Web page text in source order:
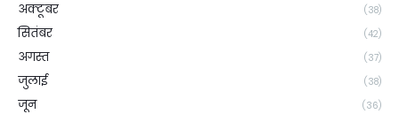
अक्टूबर (38)
सितंबर (42)
अगस्त (37)
जुलाई (38)
जून (36)